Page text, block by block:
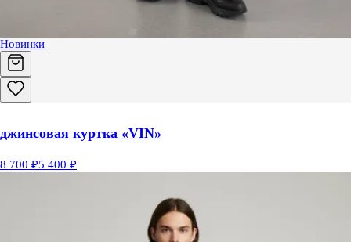
Новинки
джинсовая куртка «VIN»
8 700 ₽5 400 ₽